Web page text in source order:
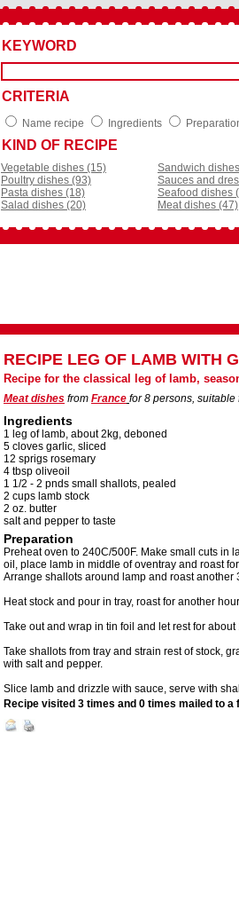
KEYWORD
CRITERIA
Name recipe Ingredients
KIND OF RECIPE
Vegetable dishes (15)
Poultry dishes (93)
Pasta dishes (18)
Salad dishes (20)
Sandwich
Sauces and
Seafood dishes
Meat dishes (47)
RECIPE LEG OF LAMB WITH
Recipe for the classical leg of lamb,
Meat dishes from France for8 persons, suitable
Ingredients
1 leg of lamb, about 2kg, deboned
5 cloves garlic, sliced
12 sprigs rosemary
4 tbsp oliveoil
1 1/2 - 2 pnds small shallots, pealed
2 cups lamb stock
2 oz. butter
salt and pepper to taste
Preparation
Preheat oven to 240C/500F. Make small cuts in
oil, place lamb in middle of oventray and roast
Arrange shallots around lamp and roast another
Heat stock and pour in tray, roast for another
Take out and wrap in tin foil and let rest for about
Take shallots from tray and strain rest of stock,
with salt and pepper.
Slice lamb and drizzle with sauce, serve with
Recipe visited 3 times and 0 times mailed to a